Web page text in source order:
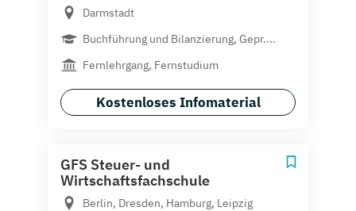
Darmstadt
Buchführung und Bilanzierung, Gepr....
Fernlehrgang, Fernstudium
Kostenloses Infomaterial
GFS Steuer- und
Wirtschaftsfachschule
Berlin, Dresden, Hamburg, Leipzig